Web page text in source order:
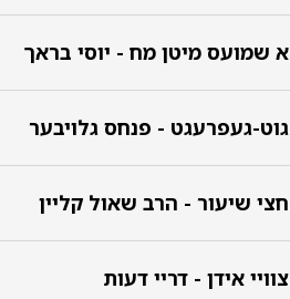
א שמועס מיטן מח - יוסי בראך
גוט-געפרעגט - פנחס גלויבער
חצי שיעור - הרב שאול קליין
צוויי אידן - דריי דעות